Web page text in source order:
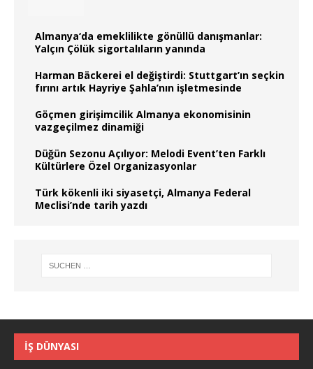
Almanya‘da emeklilikte gönüllü danışmanlar:
Yalçın Çölük sigortalıların yanında
Harman Bäckerei el değiştirdi: Stuttgart’ın seçkin
fırını artık Hayriye Şahla’nın işletmesinde
Göçmen girişimcilik Almanya ekonomisinin
vazgeçilmez dinamiği
Düğün Sezonu Açılıyor: Melodi Event’ten Farklı
Kültürlere Özel Organizasyonlar
Türk kökenli iki siyasetçi, Almanya Federal
Meclisi’nde tarih yazdı
İŞ DÜNYASI